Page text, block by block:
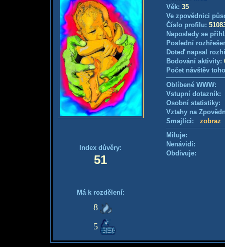
Index důvěry:
51
Má k rozdělení:
8
5
Věk: 35
Ve zpovědnici
Číslo profilu:
Naposledy se
Poslední
Doteď napsal
Bodování aktivity:
Počet návštěv
Oblíbené WWW:
Vstupní
Osobní
Vztahy na
Smajlíci: zobraz
Miluje:
Nenávidí:
Obdivuje: